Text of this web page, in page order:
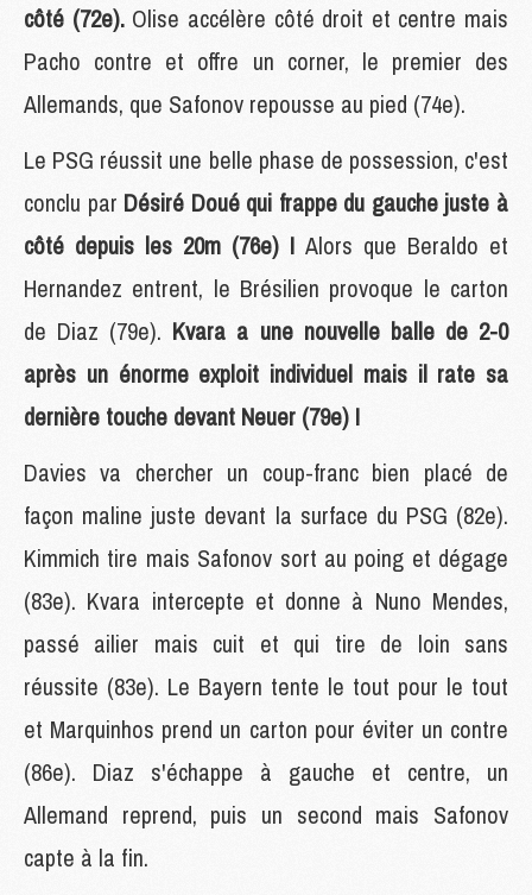
côté (72e). Olise accélère côté droit et centre mais
Pacho contre et offre un corner, le premier des
Allemands, que Safonov repousse au pied (74e).
Le PSG réussit une belle phase de possession, c'est
conclu par Désiré Doué qui frappe du gauche juste à
côté depuis les 20m (76e) ! Alors que Beraldo et
Hernandez entrent, le Brésilien provoque le carton
de Diaz (79e). Kvara a une nouvelle balle de 2-0
après un énorme exploit individuel mais il rate sa
dernière touche devant Neuer (79e) !
Davies va chercher un coup-franc bien placé de
façon maline juste devant la surface du PSG (82e).
Kimmich tire mais Safonov sort au poing et dégage
(83e). Kvara intercepte et donne à Nuno Mendes,
passé ailier mais cuit et qui tire de loin sans
réussite (83e). Le Bayern tente le tout pour le tout
et Marquinhos prend un carton pour éviter un contre
(86e). Diaz s'échappe à gauche et centre, un
Allemand reprend, puis un second mais Safonov
capte à la fin.